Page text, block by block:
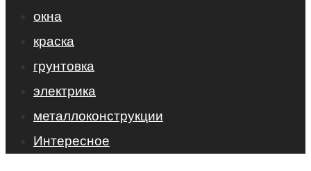
окна
краска
грунтовка
электрика
металлоконструкции
Интересное